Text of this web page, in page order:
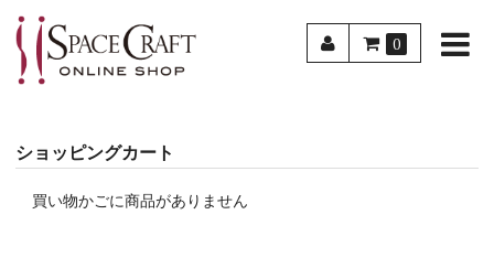
0
ショッピングカート
買い物かごに商品がありません